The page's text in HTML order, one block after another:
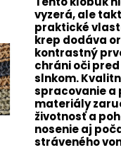
vyzerá, ale
praktické
krep dodáva
kontrastný
chráni oči
slnkom.
spracovanie a
materiály
životnosť a
nosenie aj
stráveného